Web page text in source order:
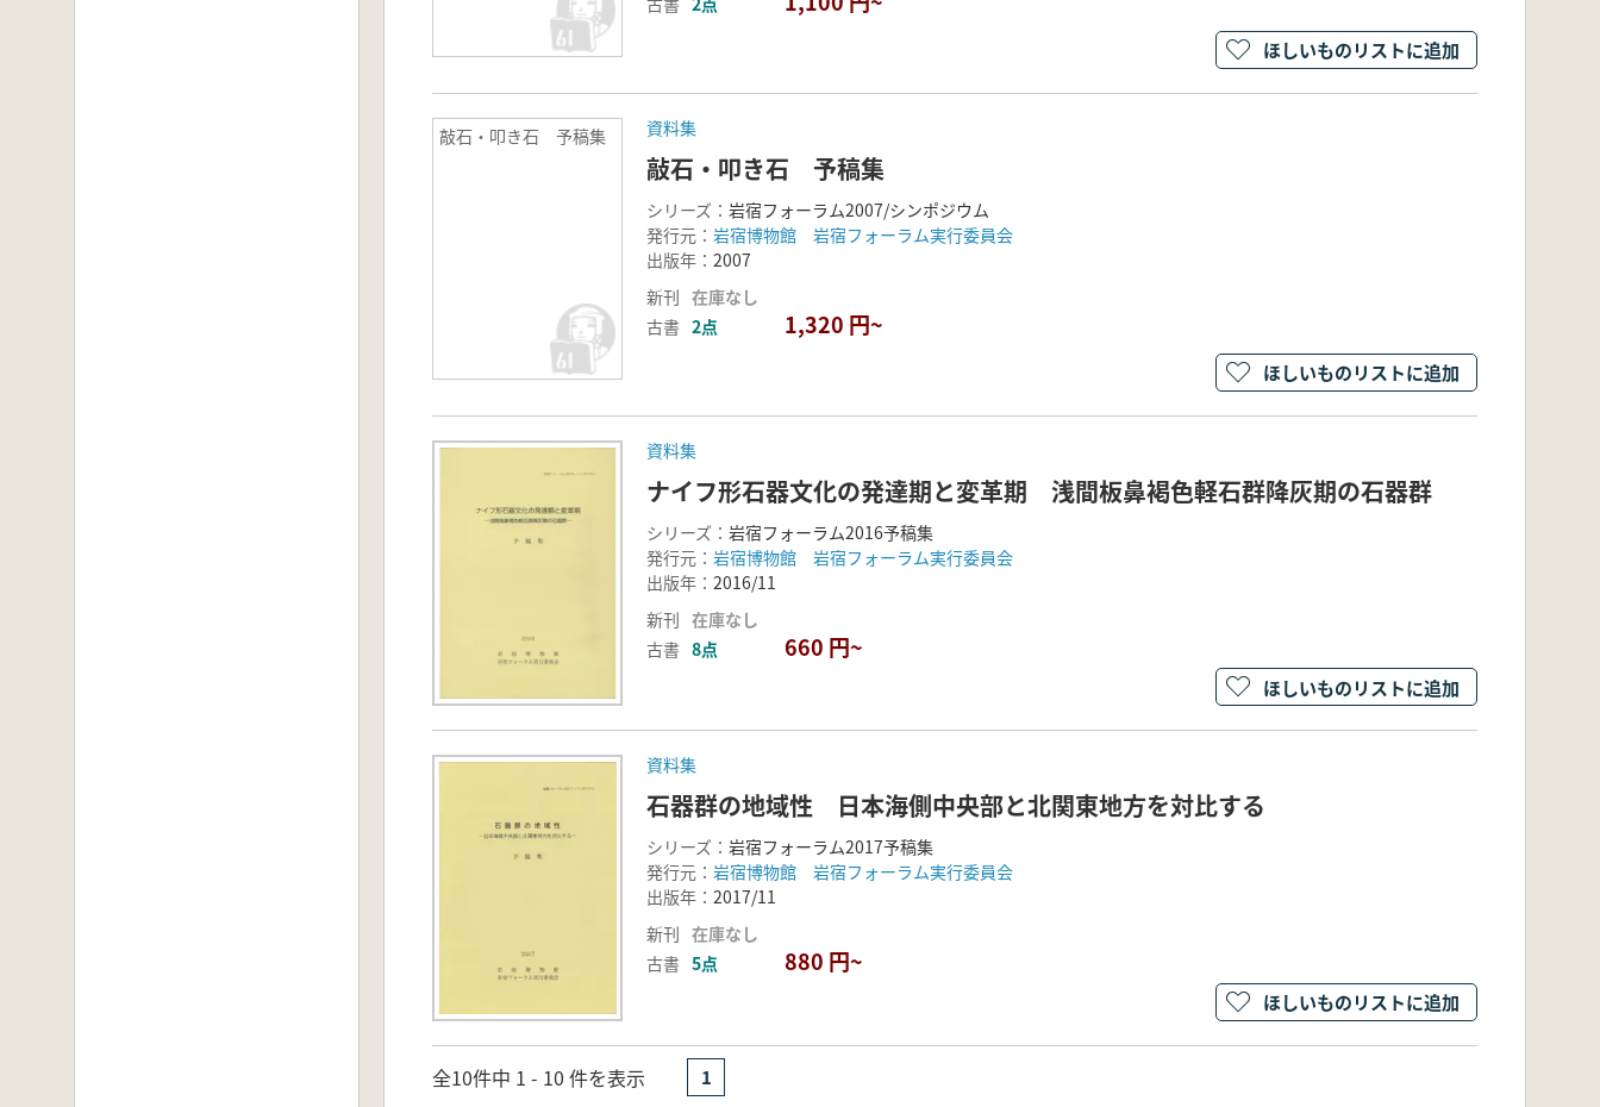
ほしいものリストに追加
敲石・叩き石 予稿集 資料集
敲石・叩き石 予稿集
シリーズ： 岩宿フォーラム2007/シンポジウム
発行元： 岩宿博物館 岩宿フォーラム実行委員会
出版年： 2007
新刊 在庫なし
古書 2点 1,320 円~
ほしいものリストに追加
資料集
ナイフ形石器文化の発達期と変革期 浅間板鼻褐色軽石群降灰期の石器群
シリーズ： 岩宿フォーラム2016予稿集
発行元： 岩宿博物館 岩宿フォーラム実行委員会
出版年： 2016/11
新刊 在庫なし
古書 8点 660 円~
ほしいものリストに追加
資料集
石器群の地域性 日本海側中央部と北関東地方を対比する
シリーズ： 岩宿フォーラム2017予稿集
発行元： 岩宿博物館 岩宿フォーラム実行委員会
出版年： 2017/11
新刊 在庫なし
古書 5点 880 円~
ほしいものリストに追加
全10件中 1 - 10 件を表示 1